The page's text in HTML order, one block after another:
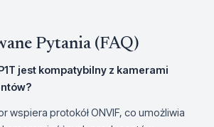
Pytania (FAQ)
jest kompatybilny z kamerami
wspiera protokół ONVIF, co umożliwia